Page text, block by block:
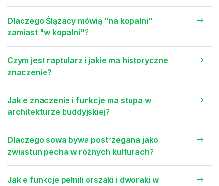
Dlaczego Ślązacy mówią "na kopalni"
zamiast "w kopalni"?
Czym jest raptularz i jakie ma historyczne
znaczenie?
Jakie znaczenie i funkcje ma stupa w
architekturze buddyjskiej?
Dlaczego sowa bywa postrzegana jako
zwiastun pecha w różnych kulturach?
Jakie funkcje pełnili orszaki i dworaki w